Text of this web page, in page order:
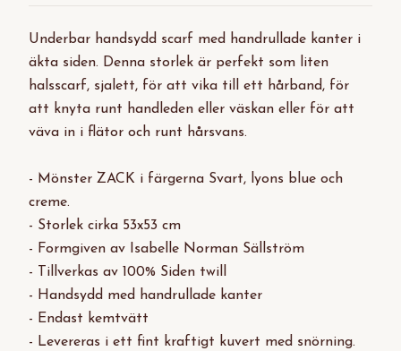
Underbar handsydd scarf med handrullade kanter i
äkta siden. Denna storlek är perfekt som liten
halsscarf, sjalett, för att vika till ett hårband, för
att knyta runt handleden eller väskan eller för att
väva in i flätor och runt hårsvans.
- Mönster ZACK i färgerna Svart, lyons blue och
creme.
- Storlek cirka 53x53 cm
- Formgiven av Isabelle Norman Sällström
- Tillverkas av 100% Siden twill
- Handsydd med handrullade kanter
- Endast kemtvätt
- Levereras i ett fint kraftigt kuvert med snörning.